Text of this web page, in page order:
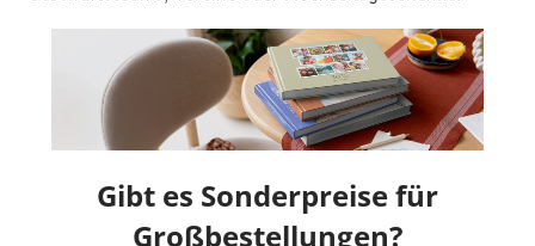
Gibt es Sonderpreise für
Großbestellungen?